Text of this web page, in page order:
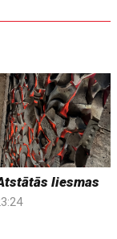
liesmas